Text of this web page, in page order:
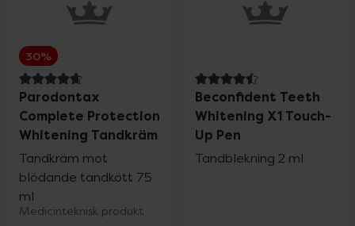
30%
4.8 av 5 i omdöme
Parodontax
Complete Protection
Whitening Tandkräm
Tandkräm mot
blödande tandkött 75
ml
Medicinteknisk produkt
4.5 av 5 i omdöme
Beconfident Teeth
Whitening X1 Touch-
Up Pen
Tandblekning 2 ml